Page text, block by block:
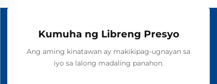
Kumuha ng Libreng Presyo
Ang aming kinatawan ay makikipag-ugnayan sa
iyo sa lalong madaling panahon.